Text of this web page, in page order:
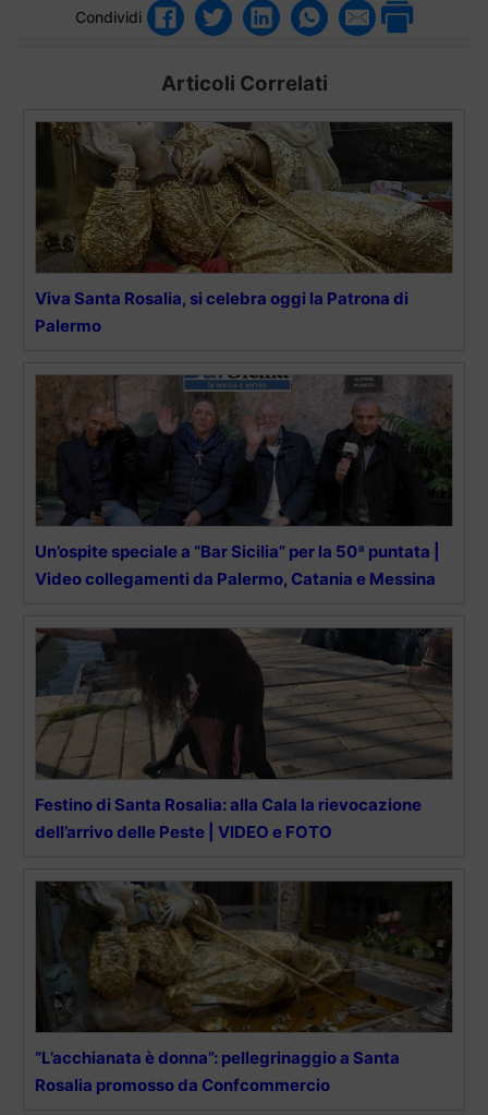
Condividi
Articoli Correlati
Viva Santa Rosalia, si celebra oggi la Patrona di
Palermo
Un’ospite speciale a “Bar Sicilia” per la 50ª puntata |
Video collegamenti da Palermo, Catania e Messina
Festino di Santa Rosalia: alla Cala la rievocazione
dell’arrivo delle Peste | VIDEO e FOTO
“L’acchianata è donna”: pellegrinaggio a Santa
Rosalia promosso da Confcommercio